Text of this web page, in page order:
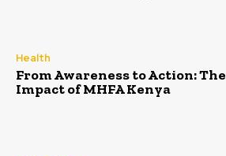
Health
From Awareness to Action: The
Impact of MHFA Kenya